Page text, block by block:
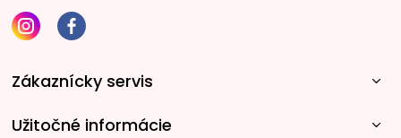
Zákaznícky servis
Užitočné informácie